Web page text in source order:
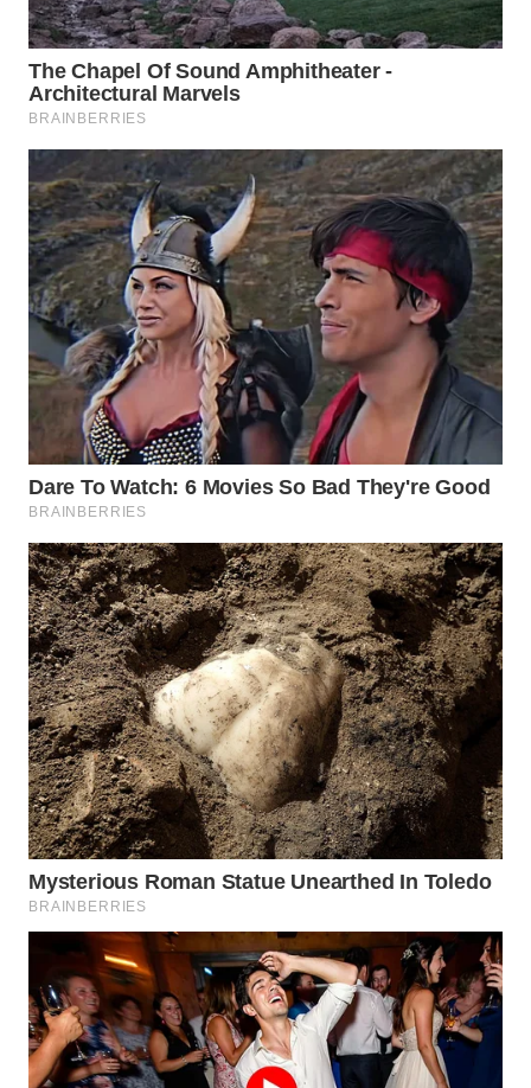
WAHANA
LISTRIK
TRAVEL
WAHANA
TV
WAHANANEWS
ID
WAHANANEWS
CO ID
WAHANANEWS
NET
WAHANA
SPORT
WAHANA
UMKM
WAHANA
SELEB
WAHANA
PERSONA
WAHANA
OTOMOTIF
WAHANA
HEALTH